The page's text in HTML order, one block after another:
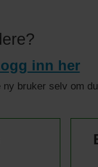
inn her
bruker selv om